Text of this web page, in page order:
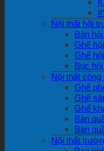
Nội thất hội
Bàn
Ghế
Ghế
Bục
Nội thất công
Ghế
Ghế
Ghế
Bàn
Bàn
Nội thất